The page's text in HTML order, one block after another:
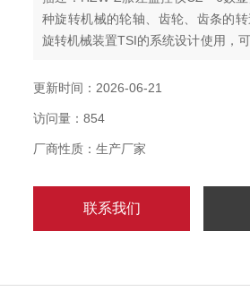
种旋转机械的轮轴、齿轮、齿条的
旋转机械装置TSI的系统设计使用，
多种参数的测量及早期故障的预报。
更新时间：2026-06-21
访问量：854
厂商性质：生产厂家
联系我们